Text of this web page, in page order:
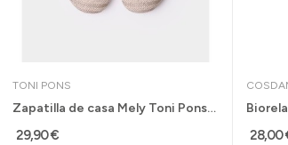
TONI PONS
Zapatilla de casa Mely Toni Pons plantilla...
29,90 € 28,00